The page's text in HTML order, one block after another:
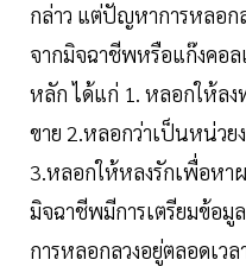
กล่าว แต่ปัญหาการหลอก
จากมิจฉาชีพหรือแก๊งคอ
หลัก ได้แก่ 1. หลอกให้ล
ขาย 2.หลอกว่าเป็นหน่วย
3.หลอกให้หลงรักเพื่อหา
มิจฉาชีพมีการเตรียมข้อ
การหลอกลวงอยู่ตลอดเวล